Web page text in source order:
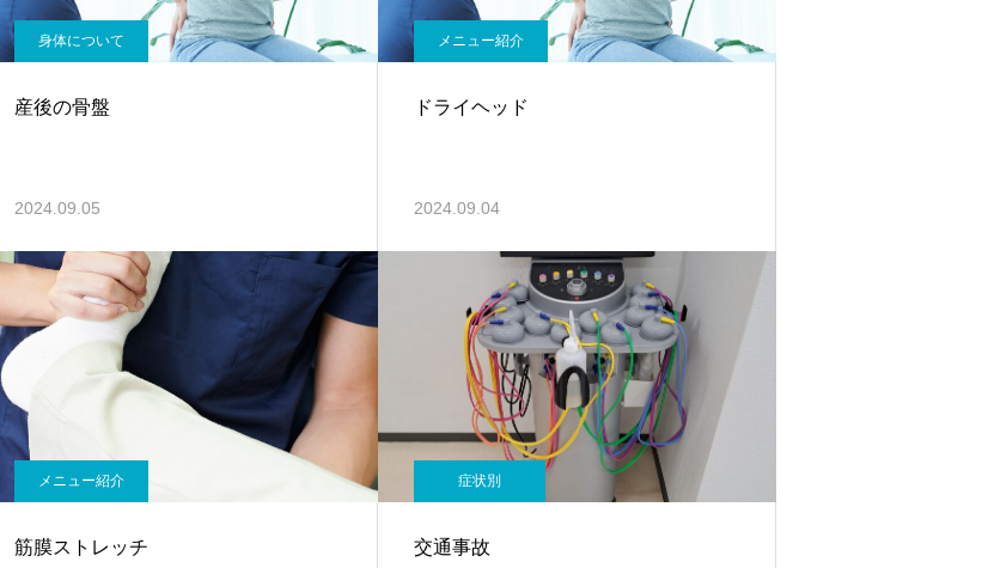
身体について
産後の骨盤
2024.09.05
メニュー紹介
ドライヘッド
2024.09.04
メニュー紹介
筋膜ストレッチ
症状別
交通事故